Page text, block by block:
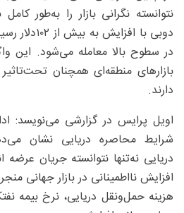
نتوانسته نگرانی بازار را به‌طور
دوبی با
در سطوح بالا معامله می‌شود. این
بازارهای منطقه‌ای همچنان
دارند.
اویل پرایس در گزارشی می‌نویسد:
شرایط محاصره دریایی نشان
دریایی نه‌تنها نتوانسته جریان عرضه
افزایش نااطمینانی در بازار جهانی
هزینه حمل‌ونقل دریایی، نرخ بیمه